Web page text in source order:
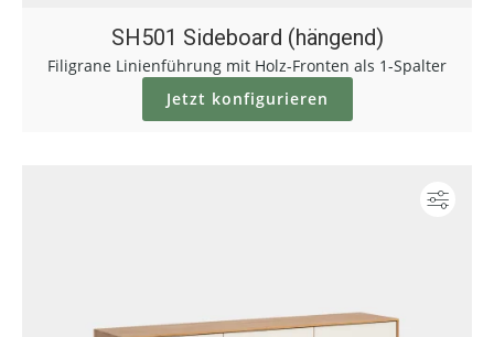
SH501 Sideboard (hängend)
Filigrane Linienführung mit Holz-Fronten als 1-Spalter
Jetzt konfigurieren